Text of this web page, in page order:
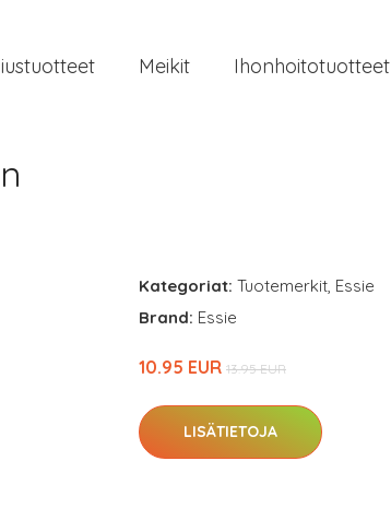
Meikit Ihonhoitotuotteet
Kategoriat: Tuotemerkit, Essie
Brand: Essie
10.95 EUR 13.95 EUR
LISÄTIETOJA